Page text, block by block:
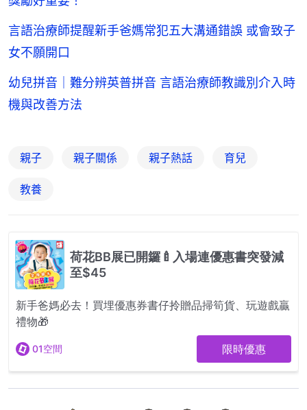
言語治療師提醒新手爸媽常犯五大溝通錯誤 或會致子
女不願開口
幼兒拼音｜難分辨英普拼音 言語治療師教識別介入時
機與改善方法
親子 親子關係 親子熱話 育兒
教養